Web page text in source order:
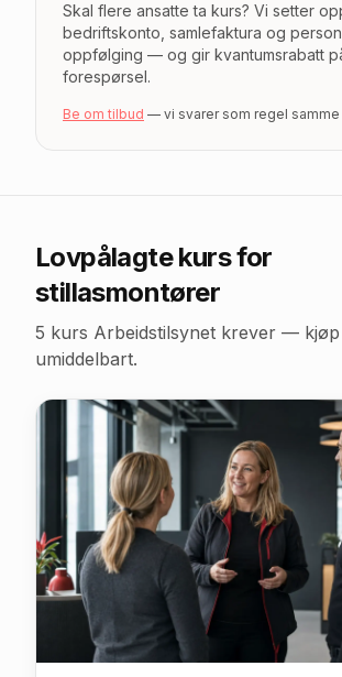
Skal flere ansatte ta kurs? Vi setter
bedriftskonto, samlefaktura og
oppfølging — og gir kvantumsrabatt
forespørsel.
Be om tilbud — vi svarer som regel samme
Lovpålagte kurs for
stillasmontører
5 kurs Arbeidstilsynet krever —
umiddelbart.